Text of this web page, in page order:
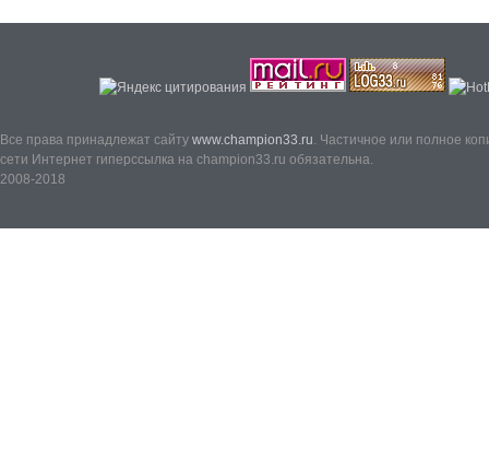
Все права принадлежат сайту www.champion33.ru. Частичное или полное
сети Интернет гиперссылка на champion33.ru обязательна.
2008-2018